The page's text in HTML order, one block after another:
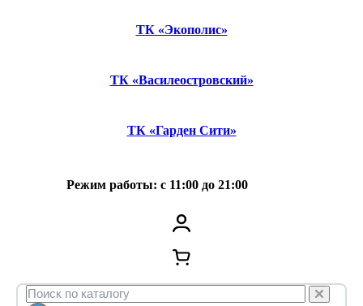
ТК «Экополис»
ТК «Василеостровский»
ТК «Гарден Сити»
Режим работы: с 11:00 до 21:00